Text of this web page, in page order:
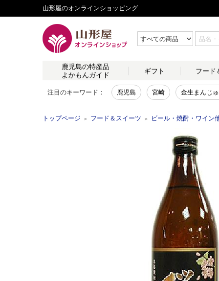
山形屋のオンラインショッピング
鹿児島の特産品
よかもんガイド
ギフト フード
注目のキーワード： 鹿児島 宮崎 金生まんじ
トップページ ＞ フード＆スイーツ ＞ ビール・焼酎・ワイン